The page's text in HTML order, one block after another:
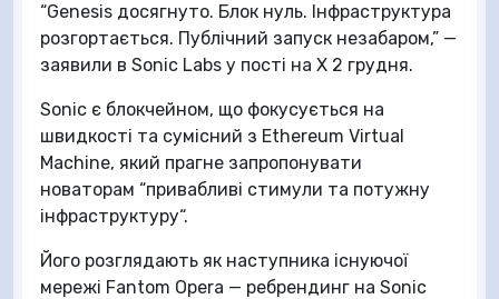
“Genesis досягнуто. Блок нуль. Інфраструктура
розгортається. Публічний запуск незабаром,” —
заявили в Sonic Labs у пості на X 2 грудня.
Sonic є блокчейном, що фокусується на
швидкості та сумісний з Ethereum Virtual
Machine, який прагне запропонувати
новаторам “привабливі стимули та потужну
інфраструктуру“.
Його розглядають як наступника існуючої
мережі Fantom Opera — ребрендинг на Sonic